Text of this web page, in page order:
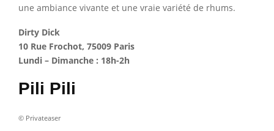
une ambiance vivante et une vraie variété de rhums.
Dirty Dick
10 Rue Frochot, 75009 Paris
Lundi – Dimanche : 18h-2h
Pili Pili
© Privateaser